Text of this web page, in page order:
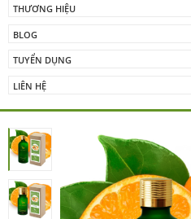
THƯƠNG HIỆU
BLOG
TUYỂN DỤNG
LIÊN HỆ